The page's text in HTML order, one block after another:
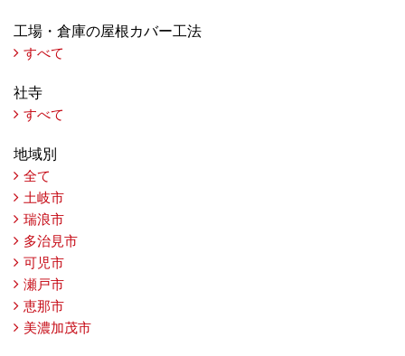
工場・倉庫の屋根カバー工法
すべて
社寺
すべて
地域別
全て
土岐市
瑞浪市
多治見市
可児市
瀬戸市
恵那市
美濃加茂市